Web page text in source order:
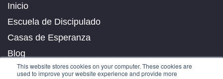
This website stores cookies on your computer. These cookies are
used to improve your website experience and provide more
Inicio
Escuela de Discipulado
Casas de Esperanza
Blog
Contáctanos